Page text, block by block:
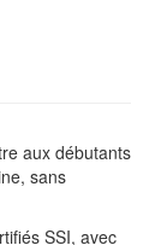
aux débutants
sans
SSI, avec